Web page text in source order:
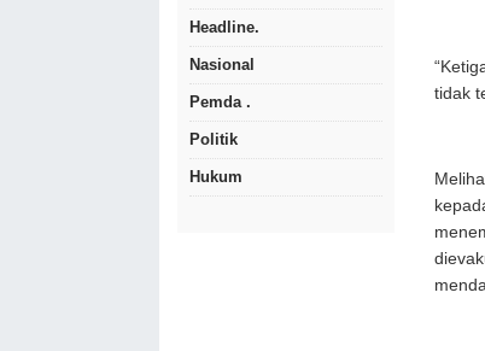
Headline.
Nasional
Pemda .
Politik
Hukum
tidak